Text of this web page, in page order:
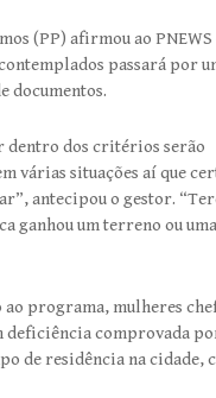
(PP) afirmou ao PNEWS
passará por
documentos.
dentro dos critérios serão
várias situações aí que
antecipou o gestor.
ganhou um terreno ou
ao programa, mulheres
deficiência comprovada
de residência na cidade,